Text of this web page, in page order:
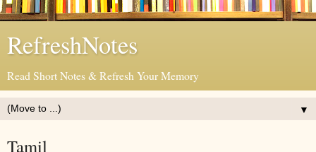
RefreshNotes
Read Short Notes & Refresh Your Memory
▼
Tamil